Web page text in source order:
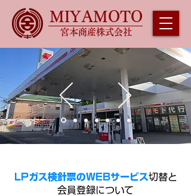
MIYAMOTO
宮本商産株式会社
LPガス検針票のWEBサービス切替と
会員登録について